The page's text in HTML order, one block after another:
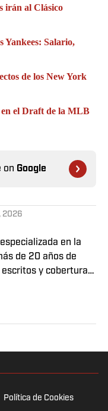
irán al Clásico
Yankees: Salario,
de los New York
en el Draft de la MLB
on Google
2026
en la
de 20 años de
y cobertura
Olímpicos, entre
Política de Cookies